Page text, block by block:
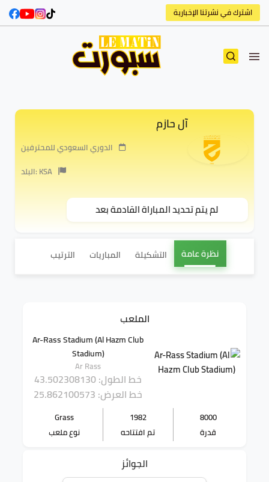
اشترك في نشرتنا الإخبارية
آل حازم
الدوري السعودي للمحترفين
البلد: KSA
لم يتم تحديد المباراة القادمة بعد
نظرة عامة التشكيلة المباريات الترتيب
الملعب
Ar-Rass Stadium (Al Hazm Club
Stadium)
Ar Rass
خط الطول: 43.502308130
خط العرض: 25.862100573
8000
قدرة
1982
تم افتتاحه
Grass
نوع ملعب
الجوائز